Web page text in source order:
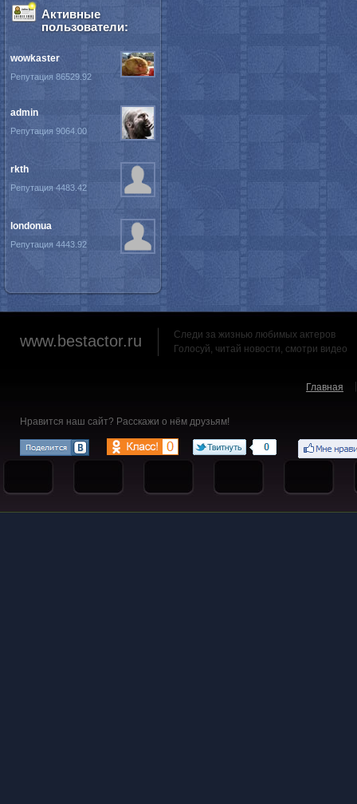
Активные
пользователи:
wowkaster
Репутация 86529.92
admin
Репутация 9064.00
rkth
Репутация 4483.42
londonua
Репутация 4443.92
www.bestactor.ru
Следи за жизнью любимых актеров
Голосуй, читай новости, смотри видео
Главная
Нравится наш сайт? Расскажи о нём друзьям!